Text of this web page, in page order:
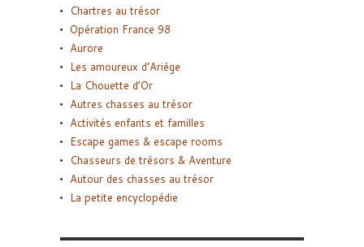
Chartres au trésor
Opération France 98
Aurore
Les amoureux d’Ariège
La Chouette d’Or
Autres chasses au trésor
Activités enfants et familles
Escape games & escape rooms
Chasseurs de trésors & Aventure
Autour des chasses au trésor
La petite encyclopédie